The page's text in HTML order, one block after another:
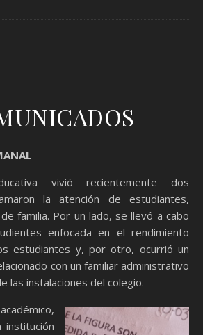
vivió recientemente dos
la atención de estudiantes,
familia. Por un lado, se llevó a cabo
enfocada en el rendimiento
estudiantes y, por otro, ocurrió un
con un familiar administrativo
las instalaciones del colegio.